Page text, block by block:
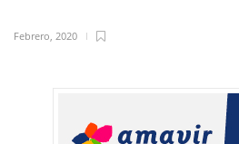
Febrero, 2020